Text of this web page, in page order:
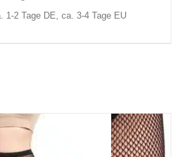
1-2 Tage DE, ca. 3-4 Tage EU